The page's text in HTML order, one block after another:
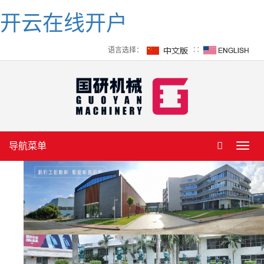
开云在线开户
语言选择： ∷
导航菜单